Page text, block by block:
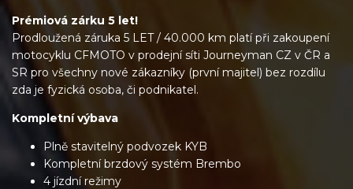
Prémiová zárku 5 let!
Prodloužená záruka 5 LET / 40.000 km platí při zakoupení
motocyklu CFMOTO v prodejní síti Journeyman CZ v ČR a
SR pro všechny nové zákazníky (první majitel) bez rozdílu
zda je fyzická osoba, či podnikatel.
Kompletní výbava
Plně stavitelný podvozek KYB
Kompletní brzdový systém Brembo
4 jízdní režimy